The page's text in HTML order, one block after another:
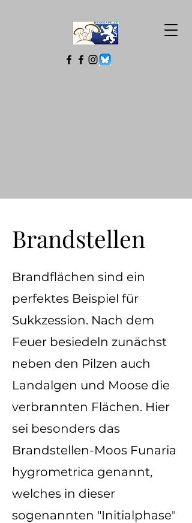
Brandstellen
Brandflächen sind ein
perfektes Beispiel für
Sukkzession. Nach dem
Feuer besiedeln zunächst
neben den Pilzen auch
Landalgen und Moose die
verbrannten Flächen. Hier
sei besonders das
Brandstellen-Moos Funaria
hygrometrica genannt,
welches in dieser
sogenannten "Initialphase"